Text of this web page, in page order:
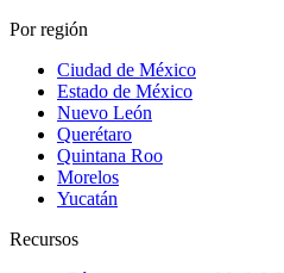
Por región
Ciudad de México
Estado de México
Nuevo León
Querétaro
Quintana Roo
Morelos
Yucatán
Recursos